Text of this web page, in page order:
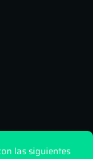
las siguientes